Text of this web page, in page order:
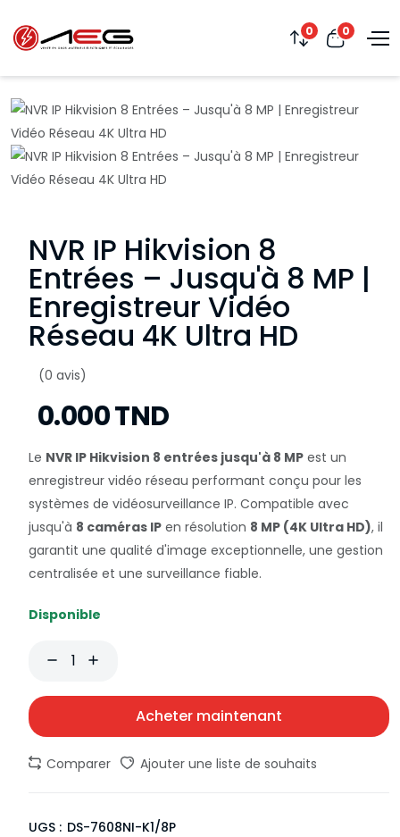
0 0
NVR IP Hikvision 8
Entrées – Jusqu'à 8 MP |
Enregistreur Vidéo
Réseau 4K Ultra HD
(0 avis)
0.000 TND
Le NVR IP Hikvision 8 entrées jusqu'à 8 MP est un
enregistreur vidéo réseau performant conçu pour les
systèmes de vidéosurveillance IP. Compatible avec
jusqu'à 8 caméras IP en résolution 8 MP (4K Ultra HD), il
garantit une qualité d'image exceptionnelle, une gestion
centralisée et une surveillance fiable.
Disponible
Acheter maintenant
Comparer Ajouter une liste de souhaits
UGS : DS-7608NI-K1/8P